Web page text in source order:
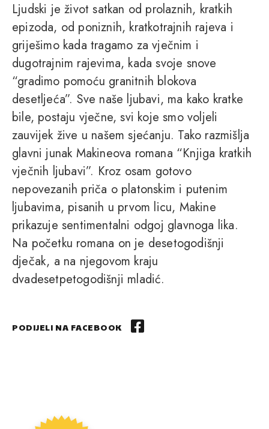
Ljudski je život satkan od prolaznih, kratkih
epizoda, od poniznih, kratkotrajnih rajeva i
griješimo kada tragamo za vječnim i
dugotrajnim rajevima, kada svoje snove
“gradimo pomoću granitnih blokova
desetljeća”. Sve naše ljubavi, ma kako kratke
bile, postaju vječne, svi koje smo voljeli
zauvijek žive u našem sjećanju. Tako razmišlja
glavni junak Makineova romana “Knjiga kratkih
vječnih ljubavi”. Kroz osam gotovo
nepovezanih priča o platonskim i putenim
ljubavima, pisanih u prvom licu, Makine
prikazuje sentimentalni odgoj glavnoga lika.
Na početku romana on je desetogodišnji
dječak, a na njegovom kraju
dvadesetpetogodišnji mladić.
PODIJELI NA FACEBOOK